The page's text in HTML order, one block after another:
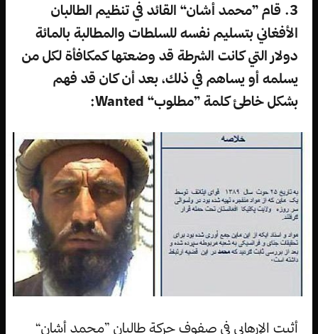
3. قام ”محمد أشان“ القائد في تنظيم الطالبان
الأفغاني بتسليم نفسه للسلطات والمطالبة بالمائة
دولار التي كانت الشرطة قد وضعتها كمكافأة لكل من
يسلمه أو يساهم في ذلك، بعد أن كان قد فهم
بشكل خاطئ كلمة ”مطلوب“ Wanted:
أثبت الإرهابي في صفوف حركة طالبان ”محمد أشان“